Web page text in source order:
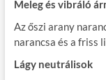
Meleg és vibráló
Az őszi arany
narancsa és a friss
Lágy neutrálisok